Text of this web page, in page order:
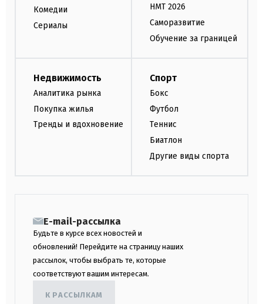
Комедии
Сериалы
НМТ 2026
Саморазвитие
Обучение за границей
Недвижимость
Аналитика рынка
Покупка жилья
Тренды и вдохновение
Спорт
Бокс
Футбол
Теннис
Биатлон
Другие виды спорта
E-mail-рассылка
Будьте в курсе всех новостей и
обновлений! Перейдите на страницу наших
рассылок, чтобы выбрать те, которые
соответствуют вашим интересам.
К РАССЫЛКАМ